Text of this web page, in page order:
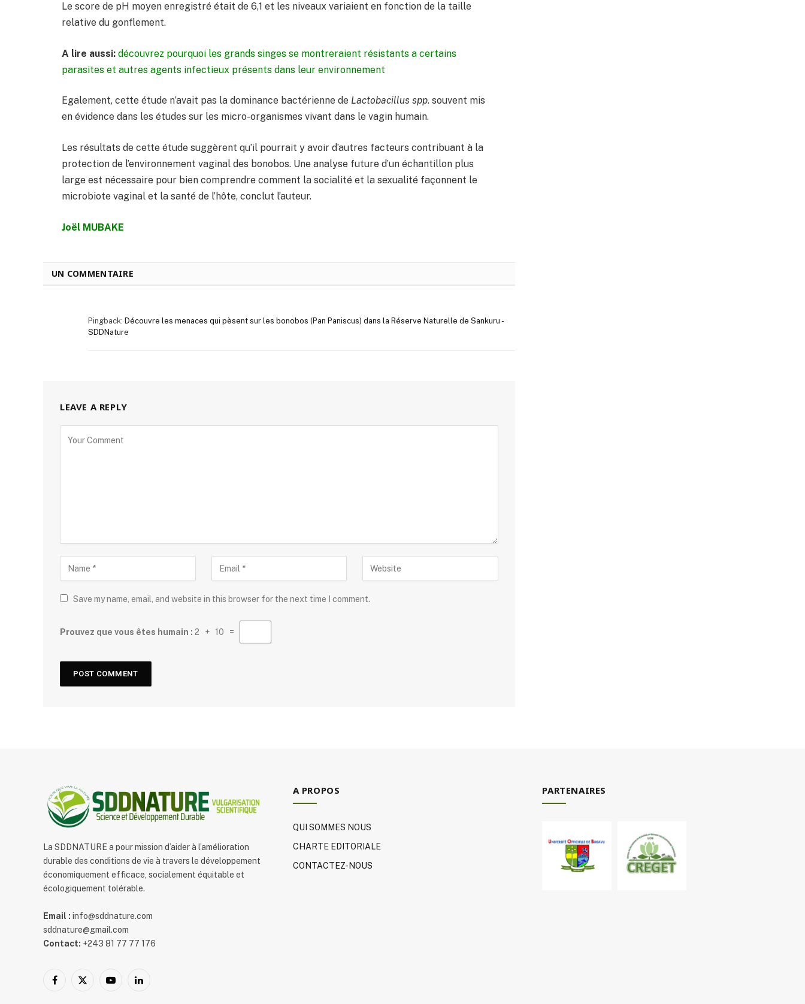
Le score de pH moyen enregistré était de 6,1 et les niveaux variaient en fonction de la taille
relative du gonflement.
A lire aussi: découvrez pourquoi les grands singes se montreraient résistants a certains
parasites et autres agents infectieux présents dans leur environnement
Egalement, cette étude n’avait pas la dominance bactérienne de Lactobacillus spp. souvent mis
en évidence dans les études sur les micro-organismes vivant dans le vagin humain.
Les résultats de cette étude suggèrent qu’il pourrait y avoir d’autres facteurs contribuant à la
protection de l’environnement vaginal des bonobos. Une analyse future d’un échantillon plus
large est nécessaire pour bien comprendre comment la socialité et la sexualité façonnent le
microbiote vaginal et la santé de l’hôte, conclut l’auteur.
Joël MUBAKE
UN COMMENTAIRE
Pingback: Découvre les menaces qui pèsent sur les bonobos (Pan Paniscus) dans la Réserve Naturelle de Sankuru -
SDDNature
LEAVE A REPLY
Save my name, email, and website in this browser for the next time I comment.
Prouvez que vous êtes humain : 2 + 10 =
La SDDNATURE a pour mission d’aider à l’amélioration
durable des conditions de vie à travers le développement
économiquement efficace, socialement équitable et
écologiquement tolérable.
Email : info@sddnature.com
sddnature@gmail.com
Contact: +243 81 77 77 176
Facebook
X
YouTubeLinkedIn
A PROPOS
QUI SOMMES NOUS
CHARTE EDITORIALE
CONTACTEZ-NOUS
PARTENAIRES